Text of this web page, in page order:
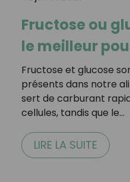
Fructose ou
le meilleur
Fructose et glucose
présents dans notre
sert de carburant
cellules, tandis que le…
LIRE LA SUITE